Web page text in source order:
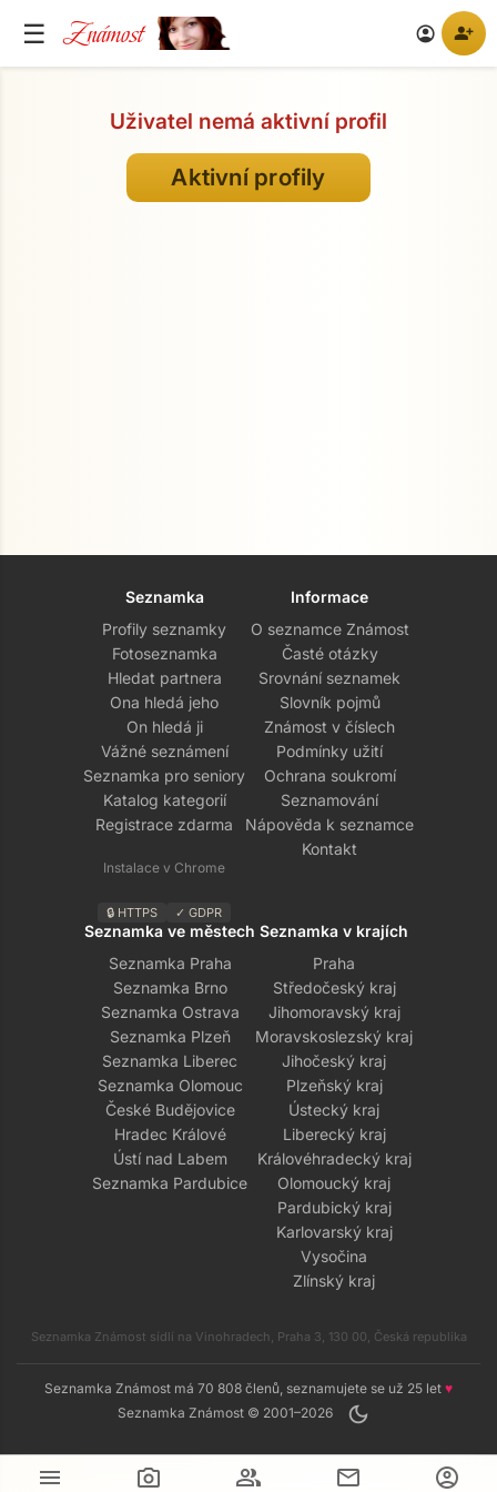
Přejít na hlavní obsah
☰ Známost account_circle person_add
menu camera_alt group mail account_circle
Uživatel nemá aktivní profil
Aktivní profily
Seznamka
Profily seznamky
Fotoseznamka
Hledat partnera
Ona hledá jeho
On hledá ji
Vážné seznámení
Seznamka pro seniory
Katalog kategorií
Registrace zdarma
Instalace v Chrome
🔒 HTTPS ✓ GDPR
Informace
O seznamce Známost
Časté otázky
Srovnání seznamek
Slovník pojmů
Známost v číslech
Podmínky užití
Ochrana soukromí
Seznamování
Nápověda k seznamce
Kontakt
Seznamka ve městech
Seznamka Praha
Seznamka Brno
Seznamka Ostrava
Seznamka Plzeň
Seznamka Liberec
Seznamka Olomouc
České Budějovice
Hradec Králové
Ústí nad Labem
Seznamka Pardubice
Seznamka v krajích
Praha
Středočeský kraj
Jihomoravský kraj
Moravskoslezský kraj
Jihočeský kraj
Plzeňský kraj
Ústecký kraj
Liberecký kraj
Královéhradecký kraj
Olomoucký kraj
Pardubický kraj
Karlovarský kraj
Vysočina
Zlínský kraj
Seznamka Známost sídlí na Vinohradech, Praha 3, 130 00, Česká republika
Seznamka Známost má 70 808 členů, seznamujete se už 25 let ♥
Seznamka Známost © 2001–2026
dark_mode